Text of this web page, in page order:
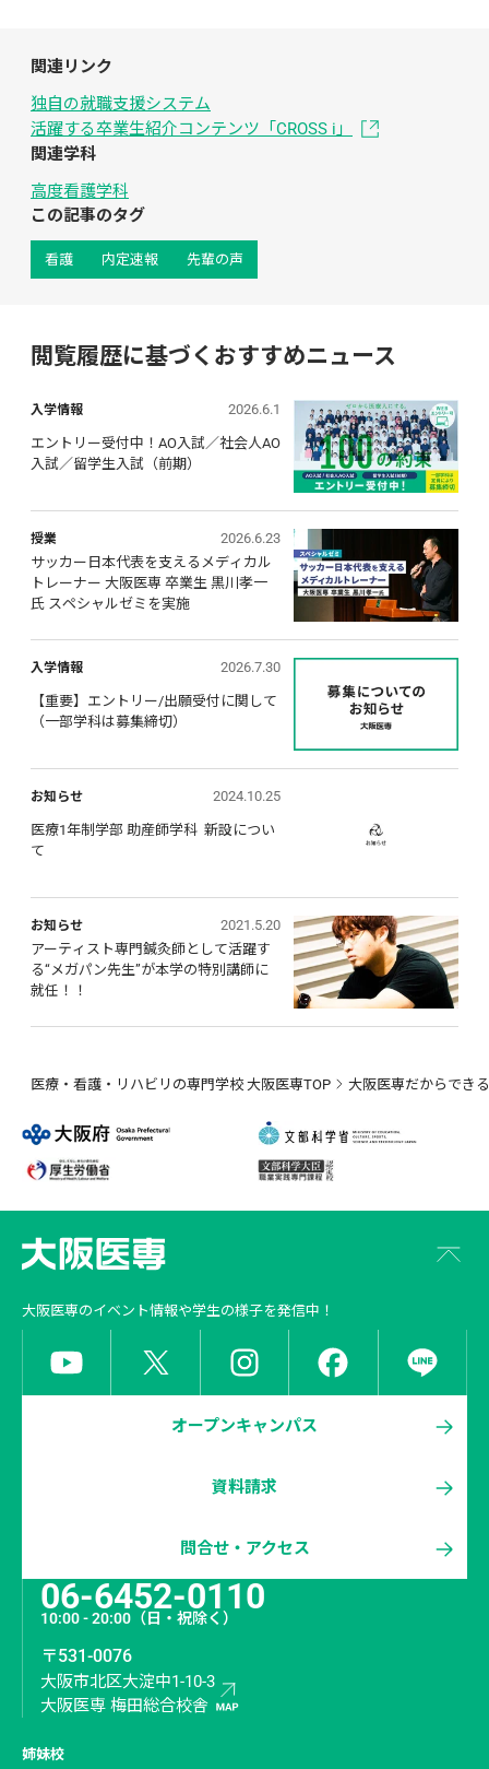
関連リンク
独自の就職支援システム
活躍する卒業生紹介コンテンツ「CROSS i」
関連学科
高度看護学科
この記事のタグ
看護 内定速報 先輩の声
閲覧履歴に基づくおすすめニュース
入学情報 2026.6.1
エントリー受付中！AO入試／社会人AO
入試／留学生入試（前期）
授業
2026.6.23
サッカー日本代表を支えるメディカル
トレーナー 大阪医専 卒業生 黒川孝一
氏 スペシャルゼミを実施
入学情報 2026.7.30
【重要】エントリー/出願受付に関して
（一部学科は募集締切）
お知らせ 2024.10.25
医療1年制学部 助産師学科  新設につい
て
お知らせ
2021.5.20
アーティスト専門鍼灸師として活躍す
る“メガパン先生”が本学の特別講師に
就任！！
医療・看護・リハビリの専門学校 大阪医専TOP 大阪医専だからでき
大阪医専のイベント情報や学生の様子を発信中！
オープンキャンパス
資料請求
問合せ・アクセス
06-6452-0110
10:00 - 20:00 （日・祝除く）
〒531-0076
大阪市北区大淀中1-10-3
大阪医専 梅田総合校舎
姉妹校